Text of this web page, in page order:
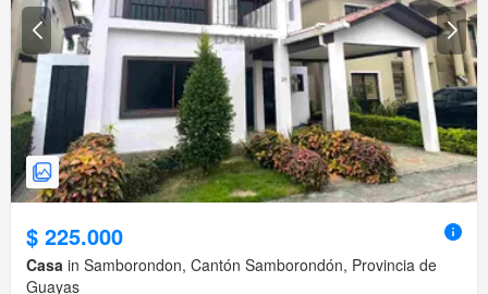
$ 225.000
Casa in Samborondon, Cantón Samborondón, Provincia de
Guayas